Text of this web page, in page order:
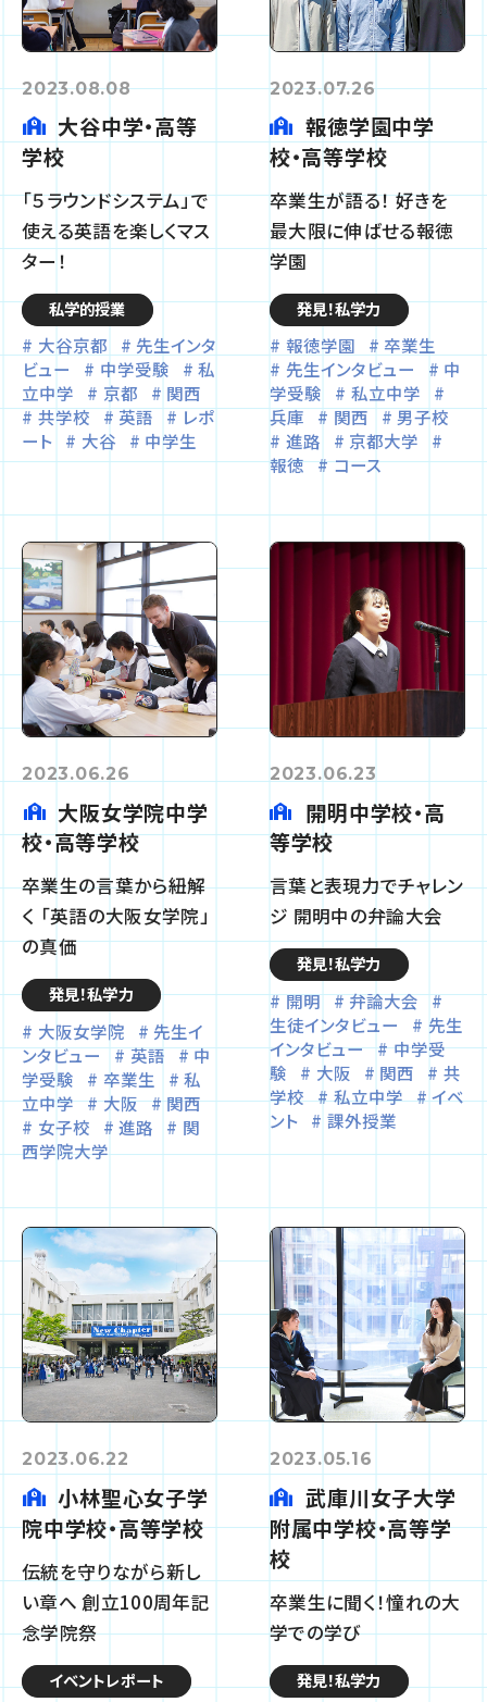
2023.08.08
大谷中学・高等
学校
「５ラウンドシステム」で
使える英語を楽しくマス
ター！
私学的授業
大谷京都
先生インタ
ビュー
中学受験
私
立中学
京都
関西
共学校
英語
レポ
ート
大谷 中学生
2023.07.26
報徳学園中学
校・高等学校
卒業生が語る！ 好きを
最大限に伸ばせる報徳
学園
発見！私学力
報徳学園
卒業生
先生インタビュー
中
学受験
私立中学
兵庫
関西
男子校
進路
京都大学
報徳
コース
2023.06.26
大阪女学院中学
校・高等学校
卒業生の言葉から紐解
く 「英語の大阪女学院」
の真価
発見！私学力
大阪女学院
先生イ
ンタビュー
英語
中
学受験
卒業生
私
立中学
大阪
関西
女子校
進路
関
西学院大学
2023.06.23
開明中学校・高
等学校
言葉と表現力でチャレン
ジ 開明中の弁論大会
発見！私学力
開明
弁論大会
生徒インタビュー
先生
インタビュー
中学受
験
大阪 関西
共
学校
私立中学
イベ
ント
課外授業
2023.06.22
小林聖心女子学
院中学校・高等学校
伝統を守りながら新し
い章へ 創立100周年記
念学院祭
イベントレポート
2023.05.16
武庫川女子大学
附属中学校・高等学
校
卒業生に聞く！憧れの大
学での学び
発見！私学力